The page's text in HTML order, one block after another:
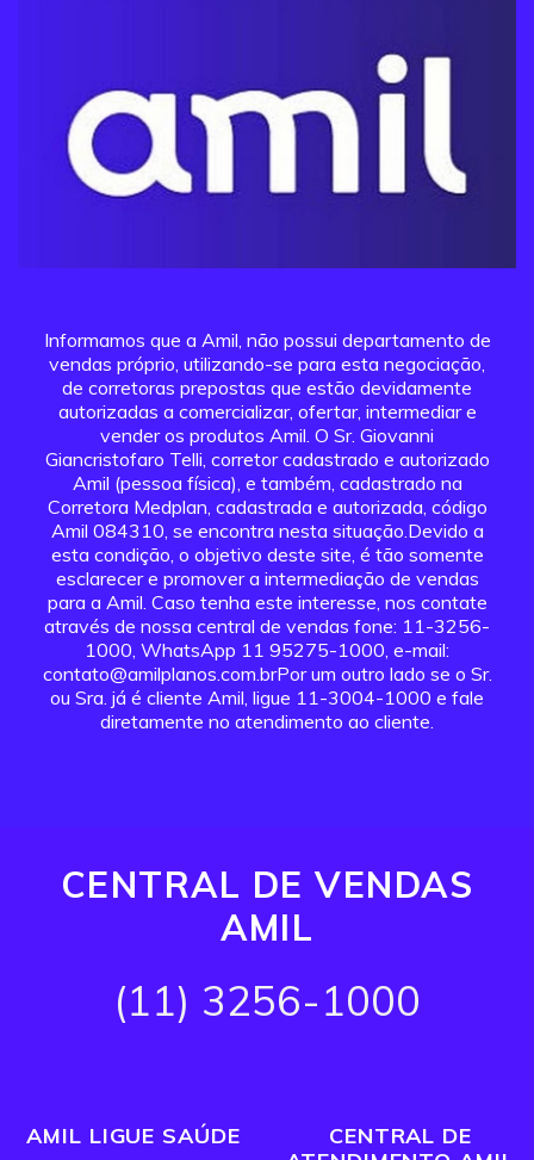
Informamos que a Amil, não possui departamento de
vendas próprio, utilizando-se para esta negociação,
de corretoras prepostas que estão devidamente
autorizadas a comercializar, ofertar, intermediar e
vender os produtos Amil. O Sr. Giovanni
Giancristofaro Telli, corretor cadastrado e autorizado
Amil (pessoa física), e também, cadastrado na
Corretora Medplan, cadastrada e autorizada, código
Amil 084310, se encontra nesta situação.Devido a
esta condição, o objetivo deste site, é tão somente
esclarecer e promover a intermediação de vendas
para a Amil. Caso tenha este interesse, nos contate
através de nossa central de vendas fone: 11-3256-
1000, WhatsApp 11 95275-1000, e-mail:
contato@amilplanos.com.brPor um outro lado se o Sr.
ou Sra. já é cliente Amil, ligue 11-3004-1000 e fale
diretamente no atendimento ao cliente.
CENTRAL DE VENDAS
AMIL
(11) 3256-1000
AMIL LIGUE SAÚDE
CENTRAL DE